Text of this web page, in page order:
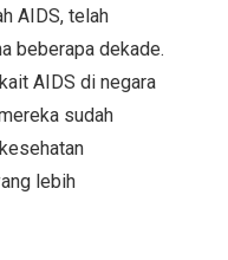
AIDS, telah
beberapa dekade.
AIDS di negara
sudah
lebih